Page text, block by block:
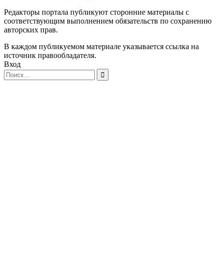
Редакторы портала публикуют сторонние материалы с
соответствующим выполнением обязательств по сохранению
авторских прав.
В каждом публикуемом материале указывается ссылка на
источник правообладателя.
Вход